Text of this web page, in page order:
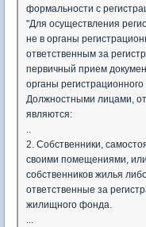
формальности с
"Для осуществления
не в органы
ответственным за
первичный прием
органы регистрационного
Должностными лицами,
являются:
..
2. Собственники,
своими помещениями, или
собственников жилья
ответственные за
жилищного фонда.
...